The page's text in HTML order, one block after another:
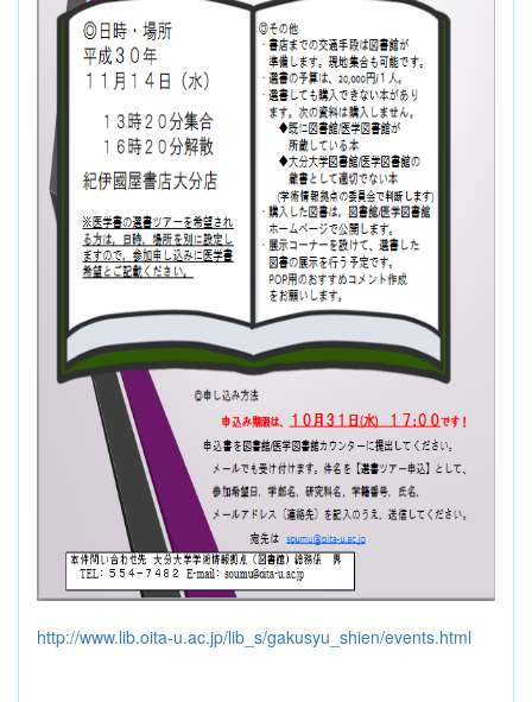
http://www.lib.oita-u.ac.jp/lib_s/gakusyu_shien/events.html